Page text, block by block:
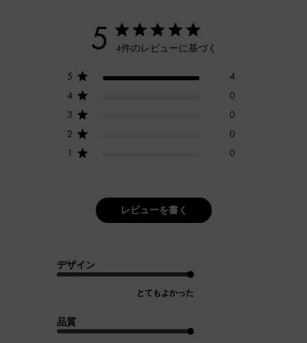
5 4件のレビューに基づく
5
4
4
0
3
0
2
0
1
0
レビューを書く
デザイン
とてもよかった
品質